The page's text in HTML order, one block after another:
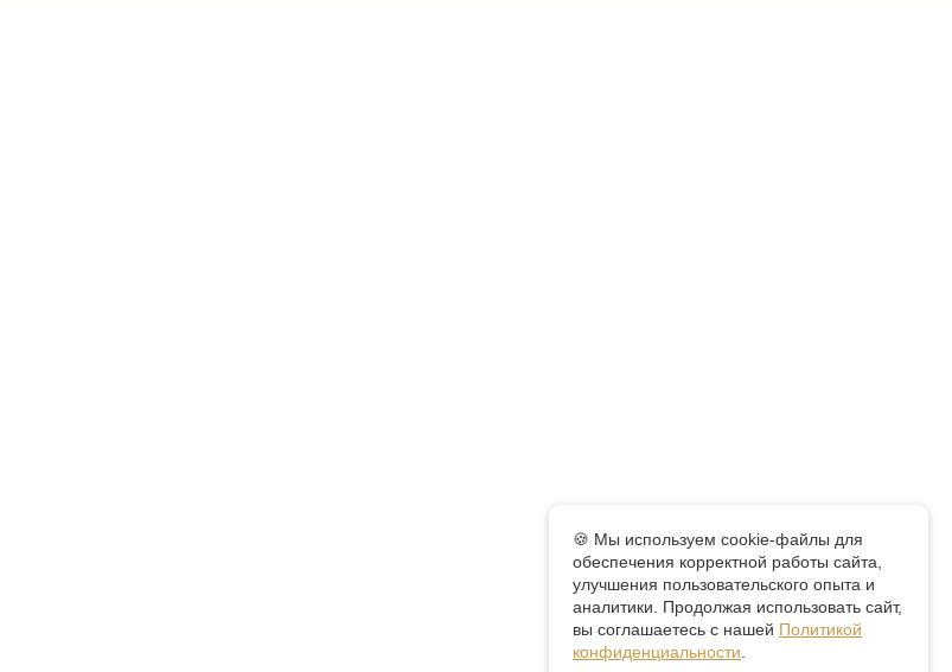
🍪 Мы используем cookie-файлы для
обеспечения корректной работы сайта,
улучшения пользовательского опыта и
аналитики. Продолжая использовать сайт,
вы соглашаетесь с нашей Политикой
конфиденциальности